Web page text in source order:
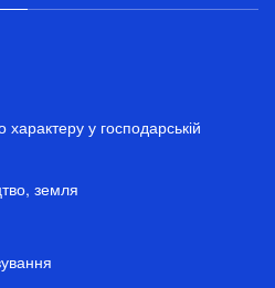
характеру у господарській
земля